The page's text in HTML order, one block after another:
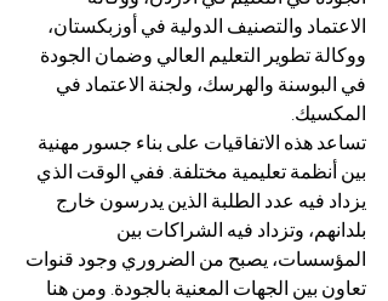
الاعتماد والتصنيف الدولية في أوزبكستان،
ووكالة تطوير التعليم العالي وضمان الجودة
في البوسنة والهرسك، ولجنة الاعتماد في
المكسيك.
تساعد هذه الاتفاقيات على بناء جسور مهنية
بين أنظمة تعليمية مختلفة. ففي الوقت الذي
يزداد فيه عدد الطلبة الذين يدرسون خارج
بلدانهم، وتزداد فيه الشراكات بين
المؤسسات، يصبح من الضروري وجود قنوات
تعاون بين الجهات المعنية بالجودة. ومن هنا